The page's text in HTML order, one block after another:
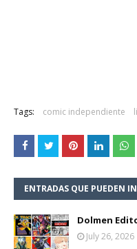
Tags: comic independiente
ENTRADAS QUE PUEDEN
Dolmen
July 26, 2026